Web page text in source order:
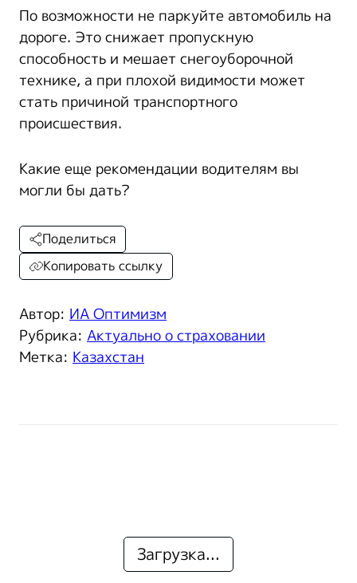
По возможности не паркуйте автомобиль на
дороге. Это снижает пропускную
способность и мешает снегоуборочной
технике, а при плохой видимости может
стать причиной транспортного
происшествия.
Какие еще рекомендации водителям вы
могли бы дать?
Автор: ИА Оптимизм
Рубрика: Актуально о страховании
Метка: Казахстан
Поделиться
Копировать ссылку
Загрузка...